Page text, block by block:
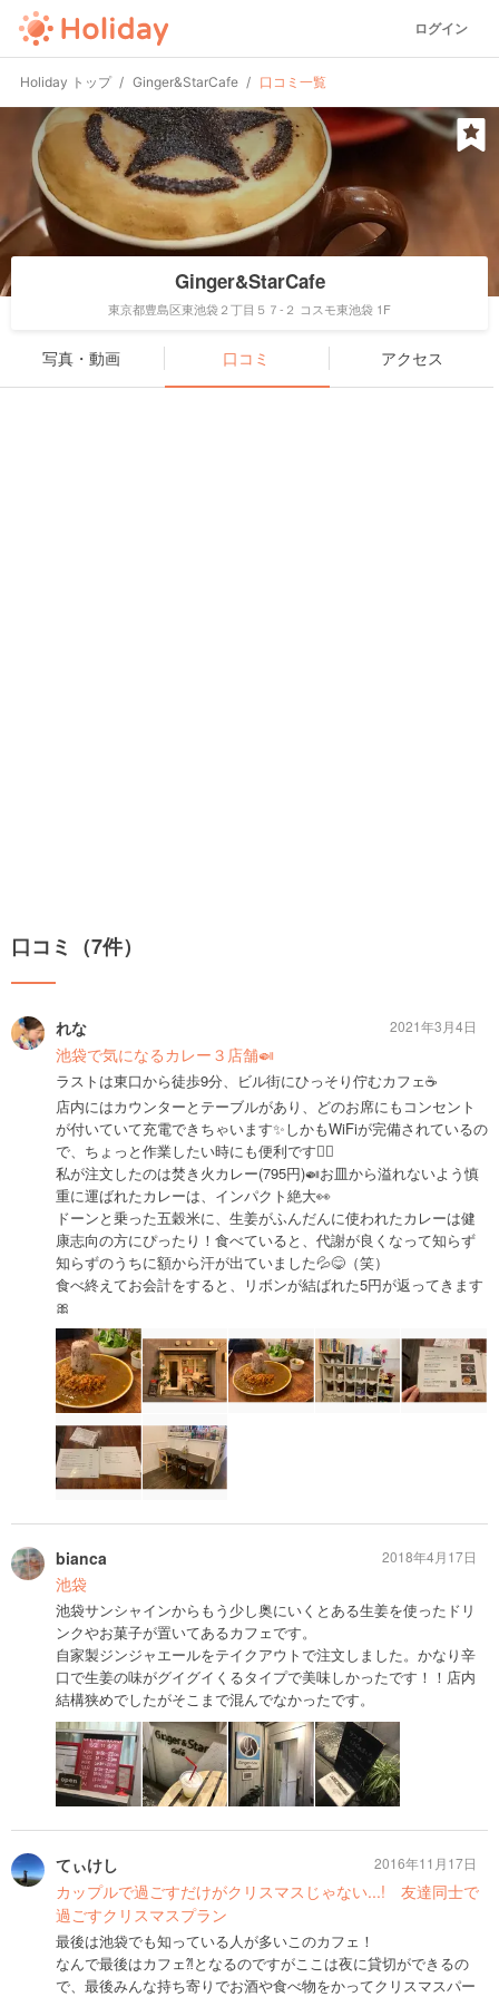
ログイン
Holiday トップ Ginger&StarCafe 口コミ一覧
Ginger&StarCafe
東京都豊島区東池袋２丁目５７-２ コスモ東池袋 1F
写真・動画 口コミ アクセス
口コミ（7件）
れな
池袋で気になるカレー３店舗🍛
ラストは東口から徒歩9分、ビル街にひっそり佇むカフェ☕️
店内にはカウンターとテーブルがあり、どのお席にもコンセント
が付いていて充電できちゃいます✨しかもWiFiが完備されているの
で、ちょっと作業したい時にも便利です🙆‍♀️
私が注文したのは焚き火カレー(795円)🍛お皿から溢れないよう慎
重に運ばれたカレーは、インパクト絶大👀
ドーンと乗った五穀米に、生姜がふんだんに使われたカレーは健
康志向の方にぴったり！食べていると、代謝が良くなって知らず
知らずのうちに額から汗が出ていました💦😋（笑）
食べ終えてお会計をすると、リボンが結ばれた5円が返ってきます
🎀
2021年3月4日
bianca
池袋
池袋サンシャインからもう少し奥にいくとある生姜を使ったドリ
ンクやお菓子が置いてあるカフェです。
自家製ジンジャエールをテイクアウトで注文しました。かなり辛
口で生姜の味がグイグイくるタイプで美味しかったです！！店内
結構狭めでしたがそこまで混んでなかったです。
2018年4月17日
てぃけし
カップルで過ごすだけがクリスマスじゃない...! 友達同士で
過ごすクリスマスプラン
最後は池袋でも知っている人が多いこのカフェ！
なんで最後はカフェ⁈となるのですがここは夜に貸切ができるの
で、最後みんな持ち寄りでお酒や食べ物をかってクリスマスパー
2016年11月17日